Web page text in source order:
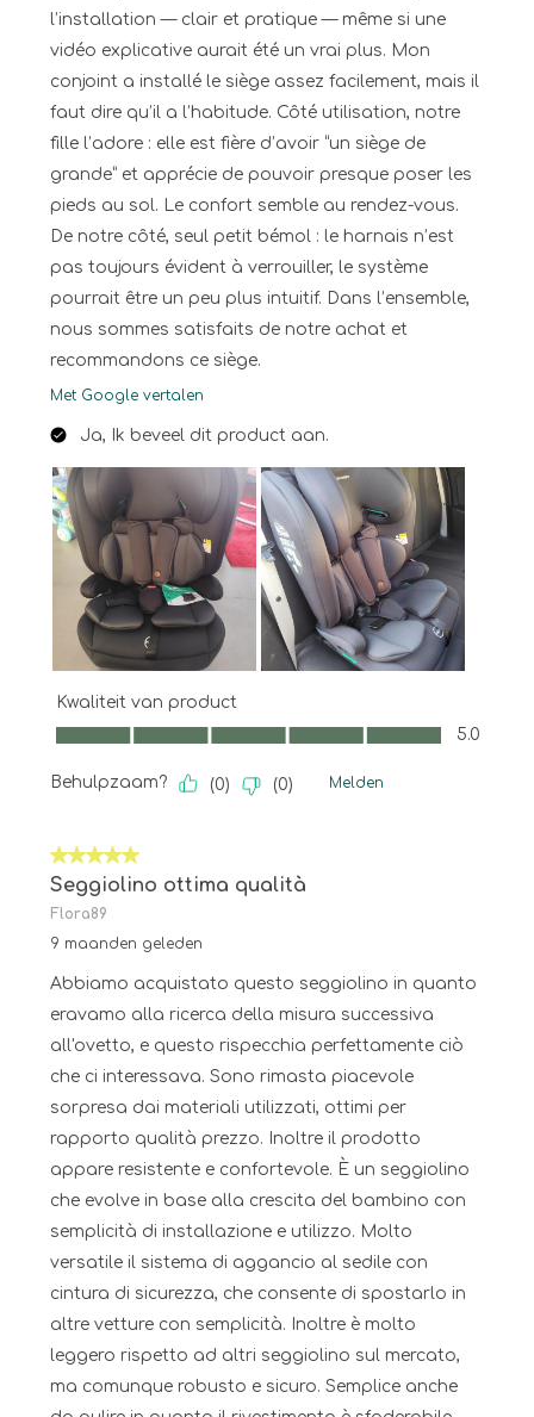
l’installation — clair et pratique — même si une
vidéo explicative aurait été un vrai plus. Mon
conjoint a installé le siège assez facilement, mais il
faut dire qu’il a l’habitude. Côté utilisation, notre
fille l’adore : elle est fière d’avoir “un siège de
grande” et apprécie de pouvoir presque poser les
pieds au sol. Le confort semble au rendez-vous.
De notre côté, seul petit bémol : le harnais n’est
pas toujours évident à verrouiller, le système
pourrait être un peu plus intuitif. Dans l’ensemble,
nous sommes satisfaits de notre achat et
recommandons ce siège.
Met Google vertalen
Ja, Ik beveel dit product aan.
Kwaliteit van product
Kwaliteit van product, 5.0 van 5
5.0
Behulpzaam? (0) (0) Melden
5 van 5 sterren.
Seggiolino ottima qualità
Flora89
9 maanden geleden
Abbiamo acquistato questo seggiolino in quanto
eravamo alla ricerca della misura successiva
all'ovetto, e questo rispecchia perfettamente ciò
che ci interessava. Sono rimasta piacevole
sorpresa dai materiali utilizzati, ottimi per
rapporto qualità prezzo. Inoltre il prodotto
appare resistente e confortevole. È un seggiolino
che evolve in base alla crescita del bambino con
semplicità di installazione e utilizzo. Molto
versatile il sistema di aggancio al sedile con
cintura di sicurezza, che consente di spostarlo in
altre vetture con semplicità. Inoltre è molto
leggero rispetto ad altri seggiolino sul mercato,
ma comunque robusto e sicuro. Semplice anche